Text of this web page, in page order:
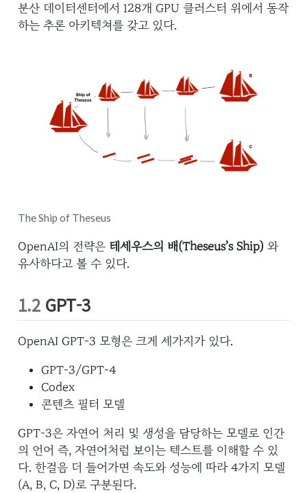
분산 데이터센터에서 128개 GPU 클러스터 위에서 동작
하는 추론 아키텍쳐를 갖고 있다.
The Ship of Theseus
OpenAI의 전략은 테세우스의 배(Theseus’s Ship) 와
유사하다고 볼 수 있다.
1.2GPT-3
OpenAI GPT-3 모형은 크게 세가지가 있다.
GPT-3/GPT-4
Codex
콘텐츠 필터 모델
GPT-3은 자연어 처리 및 생성을 담당하는 모델로 인간
의 언어 즉, 자연어처럼 보이는 텍스트를 이해할 수 있
다. 한걸음 더 들어가면 속도와 성능에 따라 4가지 모델
(A, B, C, D)로 구분된다.